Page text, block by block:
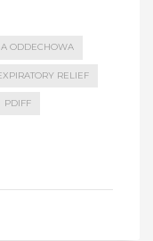
ODDECHOWA
RELIEF
PDIFF